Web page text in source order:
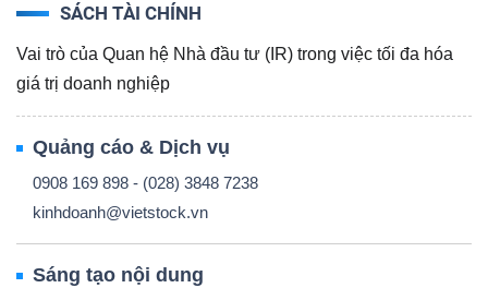
SÁCH TÀI CHÍNH
Vai trò của Quan hệ Nhà đầu tư (IR) trong việc tối đa hóa
giá trị doanh nghiệp
Quảng cáo & Dịch vụ
0908 169 898 - (028) 3848 7238
kinhdoanh@vietstock.vn
Sáng tạo nội dung
đầu
Truyền
thông
tài
chính